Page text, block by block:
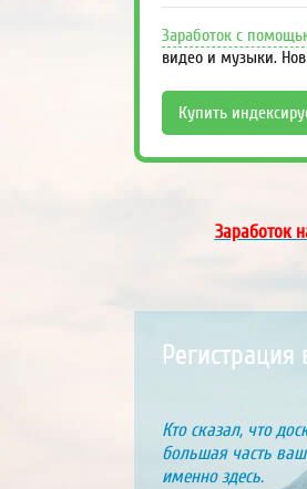
Заработок с
видео и музыки.
Купить
Заработок
Регистрация
Кто сказал, что
большая часть
именно здесь.